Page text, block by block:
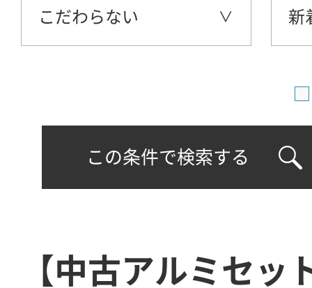
こだわらない 新
この条件で検索する
【中古アルミセッ